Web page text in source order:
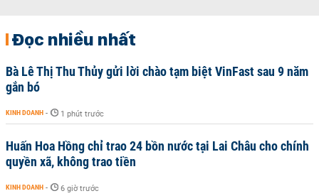
Đọc nhiều nhất
Bà Lê Thị Thu Thủy gửi lời chào tạm biệt VinFast sau 9 năm
gắn bó
KINH DOANH - 1 phút trước
Huấn Hoa Hồng chỉ trao 24 bồn nước tại Lai Châu cho chính
quyền xã, không trao tiền
KINH DOANH - 6 giờ trước